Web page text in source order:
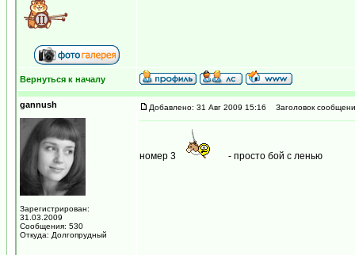
Вернуться к началу
gannush
Зарегистрирован:
31.03.2009
Сообщения: 530
Откуда: Долгопрудный
Добавлено: 31 Авг 2009 15:16 Заголовок
номер 3 - просто бой с ленью